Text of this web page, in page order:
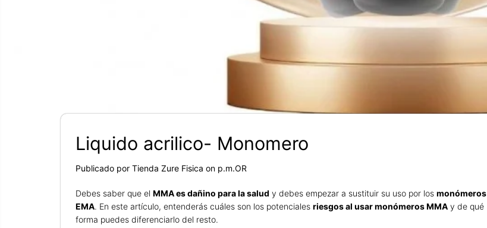
Liquido acrilico- Monomero
Publicado por Tienda Zure Fisica on p.m.OR
Debes saber que el MMA es dañino para la salud y debes empezar a sustituir su uso por los monómeros
EMA. En este artículo, entenderás cuáles son los potenciales riesgos al usar monómeros MMA y de qué
forma puedes diferenciarlo del resto.